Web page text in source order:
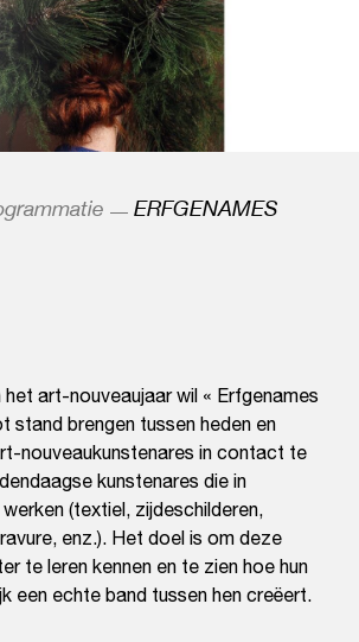
ERFGENAMES
het art-nouveaujaar wil « Erfgenames
stand brengen tussen heden en
nouveaukunstenares in contact te
kunstenares die in
(textiel, zijdeschilderen,
enz.). Het doel is om deze
te leren kennen en te zien hoe hun
een echte band tussen hen creëert.